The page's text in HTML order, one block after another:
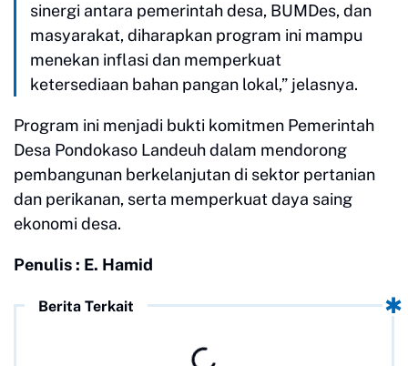
sinergi antara pemerintah desa, BUMDes, dan
masyarakat, diharapkan program ini mampu
menekan inflasi dan memperkuat
ketersediaan bahan pangan lokal,” jelasnya.
Program ini menjadi bukti komitmen Pemerintah
Desa Pondokaso Landeuh dalam mendorong
pembangunan berkelanjutan di sektor pertanian
dan perikanan, serta memperkuat daya saing
ekonomi desa.
Penulis : E. Hamid
Berita Terkait